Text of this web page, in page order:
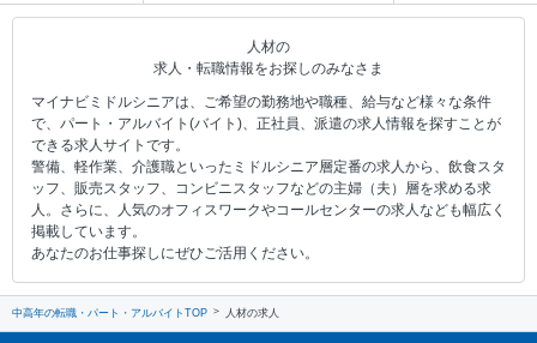
人材の
求人・転職情報をお探しのみなさま
マイナビミドルシニアは、ご希望の勤務地や職種、給与など様々な条件
で、パート・アルバイト(バイト)、正社員、派遣の求人情報を探すことが
できる求人サイトです。
警備、軽作業、介護職といったミドルシニア層定番の求人から、飲食スタ
ッフ、販売スタッフ、コンビニスタッフなどの主婦（夫）層を求める求
人。さらに、人気のオフィスワークやコールセンターの求人なども幅広く
掲載しています。
あなたのお仕事探しにぜひご活用ください。
中高年の転職・パート・アルバイトTOP 人材の求人